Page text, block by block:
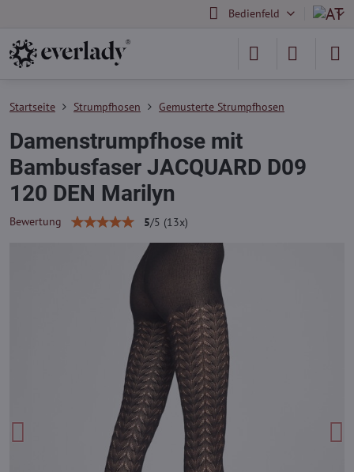
Bedienfeld
Startseite Strumpfhosen Gemusterte Strumpfhosen
Damenstrumpfhose mit
Bambusfaser JACQUARD D09
120 DEN Marilyn
Bewertung 5/5 (13x)